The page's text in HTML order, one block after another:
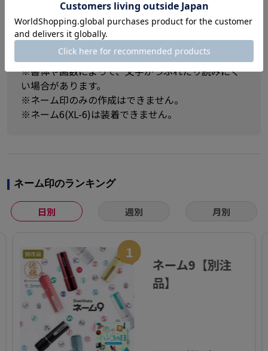
※ネーム印は補充なしで約3,000回捺すことができま
す。(当社試験データによる)
※ひらがな、カタカナ、アルファベットでも作成で
※書体や画数によって、文字がつぶれたり読みにく
い場合があります。
※ネーム印のみの作成はできません。
※ネーム6(XL-6)は装着できません。
ネーム印のランキング
日別 週別 月別
1
ネーム9【別注
品】